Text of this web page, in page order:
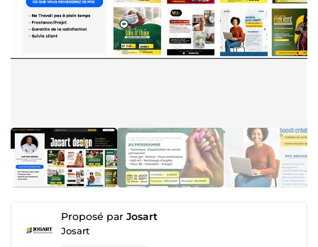
Proposé par Josart
Josart